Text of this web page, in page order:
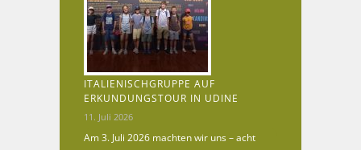
ITALIENISCHGRUPPE AUF
ERKUNDUNGSTOUR IN UDINE
11. Juli 2026
Am 3. Juli 2026 machten wir uns – acht